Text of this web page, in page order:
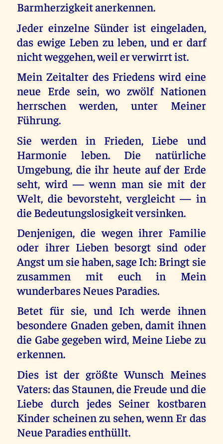
Barmherzigkeit anerkennen.
Jeder einzelne Sünder ist eingeladen,
das ewige Leben zu leben, und er darf
nicht weggehen, weil er verwirrt ist.
Mein Zeitalter des Friedens wird eine
neue Erde sein, wo zwölf Nationen
herrschen werden, unter Meiner
Führung.
Sie werden in Frieden, Liebe und
Harmonie leben. Die natürliche
Umgebung, die ihr heute auf der Erde
seht, wird — wenn man sie mit der
Welt, die bevorsteht, vergleicht — in
die Bedeutungslosigkeit versinken.
Denjenigen, die wegen ihrer Familie
oder ihrer Lieben besorgt sind oder
Angst um sie haben, sage Ich: Bringt sie
zusammen mit euch in Mein
wunderbares Neues Paradies.
Betet für sie, und Ich werde ihnen
besondere Gnaden geben, damit ihnen
die Gabe gegeben wird, Meine Liebe zu
erkennen.
Dies ist der größte Wunsch Meines
Vaters: das Staunen, die Freude und die
Liebe durch jedes Seiner kostbaren
Kinder scheinen zu sehen, wenn Er das
Neue Paradies enthüllt.